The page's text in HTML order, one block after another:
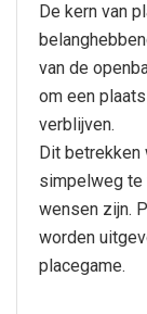
De kern van
van de
om een
verblijven.
Dit betrekken
simpelweg te
wensen zijn.
worden
placegame.